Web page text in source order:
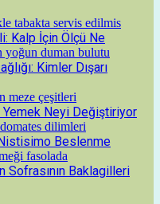
Kalp İçin Ölçü Ne
Kimler Dışarı
Yemek Neyi Değiştiriyor
Nistisimo Beslenme
Sofrasının Baklagilleri